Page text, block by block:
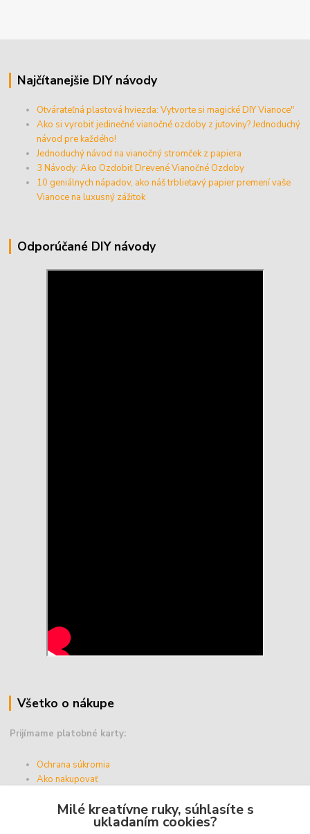
Najčítanejšie DIY návody
Otvárateľná plastová hviezda: Vytvorte si magické DIY Vianoce"
Ako si vyrobiť jedinečné vianočné ozdoby z jutoviny? Jednoduchý
návod pre každého!
Jednoduchý návod na vianočný stromček z papiera
3 Návody: Ako Ozdobiť Drevené Vianočné Ozdoby
10 geniálnych nápadov, ako náš trblietavý papier premení vaše
Vianoce na luxusný zážitok
Odporúčané DIY návody
Všetko o nákupe
Prijímame platobné karty:
Ochrana súkromia
Ako nakupovať
Doprava a platba
Obchodné podmienky
Milé kreatívne ruky, súhlasíte s
ukladaním cookies?